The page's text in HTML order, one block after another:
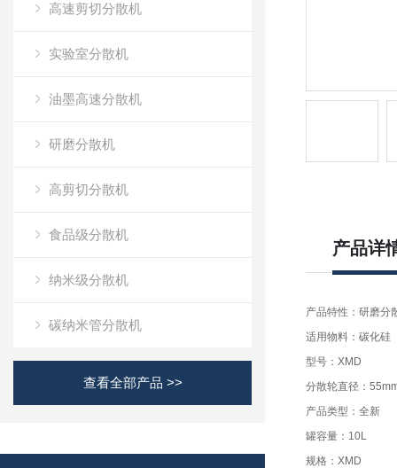
高速剪切分散机
实验室分散机
油墨高速分散机
研磨分散机
高剪切分散机
食品级分散机
纳米级分散机
碳纳米管分散机
查看全部产品 >>
产品详
产品特性：研磨分
适用物料：碳化硅
型号：XMD
分散轮直径：
产品类型：全新
罐容量：10L
规格：XMD